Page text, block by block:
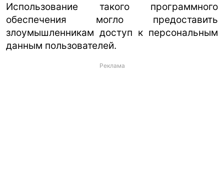
Использование такого программного
обеспечения могло предоставить
злоумышленникам доступ к персональным
данным пользователей.
Реклама